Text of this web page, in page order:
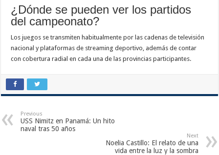
¿Dónde se pueden ver los partidos
del campeonato?
Los juegos se transmiten habitualmente por las cadenas de televisión
nacional y plataformas de streaming deportivo, además de contar
con cobertura radial en cada una de las provincias participantes.
Previous
USS Nimitz en Panamá: Un hito
naval tras 50 años
Next
Noelia Castillo: El relato de una
vida entre la luz y la sombra